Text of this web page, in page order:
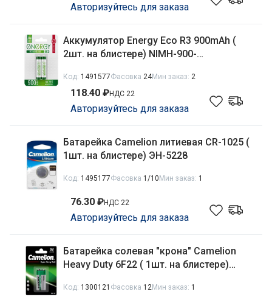
Авторизуйтесь для заказа
Аккумулятор Energy Eco R3 900mAh (
2шт. на блистере) NIMH-900-
Код: 1491577Фасовка 24Мин заказ: 2
118.40 ₽НДС 22
Авторизуйтесь для заказа
Батарейка Camelion литиевая CR-1025 (
1шт. на блистере) ЭН-5228
Код: 1495177Фасовка 1/10Мин заказ: 1
76.30 ₽НДС 22
Авторизуйтесь для заказа
Батарейка солевая "крона" Camelion
Heavy Duty 6F22 ( 1шт. на блистере)
Код: 1300121 Фасовка 12Мин заказ: 1